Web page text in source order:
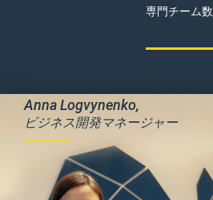
専門チーム数
Anna Logvynenko,
ビジネス開発マネージャー